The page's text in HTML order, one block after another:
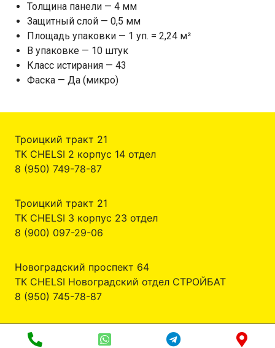
Толщина панели — 4 мм
Защитный слой — 0,5 мм
Площадь упаковки — 1 уп. = 2,24 м²
В упаковке — 10 штук
Класс истирания — 43
Фаска — Да (микро)
Троицкий тракт 21
ТК CHELSI 2 корпус 14 отдел
8 (950) 749-78-87
Троицкий тракт 21
ТК CHELSI 3 корпус 23 отдел
8 (900) 097-29-06
Новоградский проспект 64
ТК CHELSI Новоградский отдел СТРОЙБАТ
8 (950) 745-78-87